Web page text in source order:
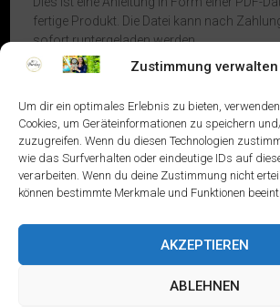
Zustimmung verwalten
Um dir ein optimales Erlebnis zu bieten,
Cookies, um Geräteinformationen zu speichern
zuzugreifen. Wenn du diesen Technologien
wie das Surfverhalten oder eindeutige IDs auf
verarbeiten. Wenn du deine Zustimmung nicht
können bestimmte Merkmale und Funktionen
AKZEPTIEREN
ABLEHNEN
fertige Produkt. Die Datei kann nach
sofort runtergeladen werden.
Sprache: deutsch
Die Anleitung ist ausführlich und
erklärt. Für Häkelanfänger sehr gut
Schwierigkeitsgrad: ★★☆☆☆
Benötigte Materialien: